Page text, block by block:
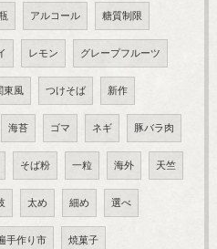
アルコール 糖質制限
レモン グレープフルーツ
東風 つけそば 新作
海苔 ゴマ ネギ 豚バラ肉
そば粉 一粒 海外 天竺
太め 細め 選べ
手作り市 焼菓子